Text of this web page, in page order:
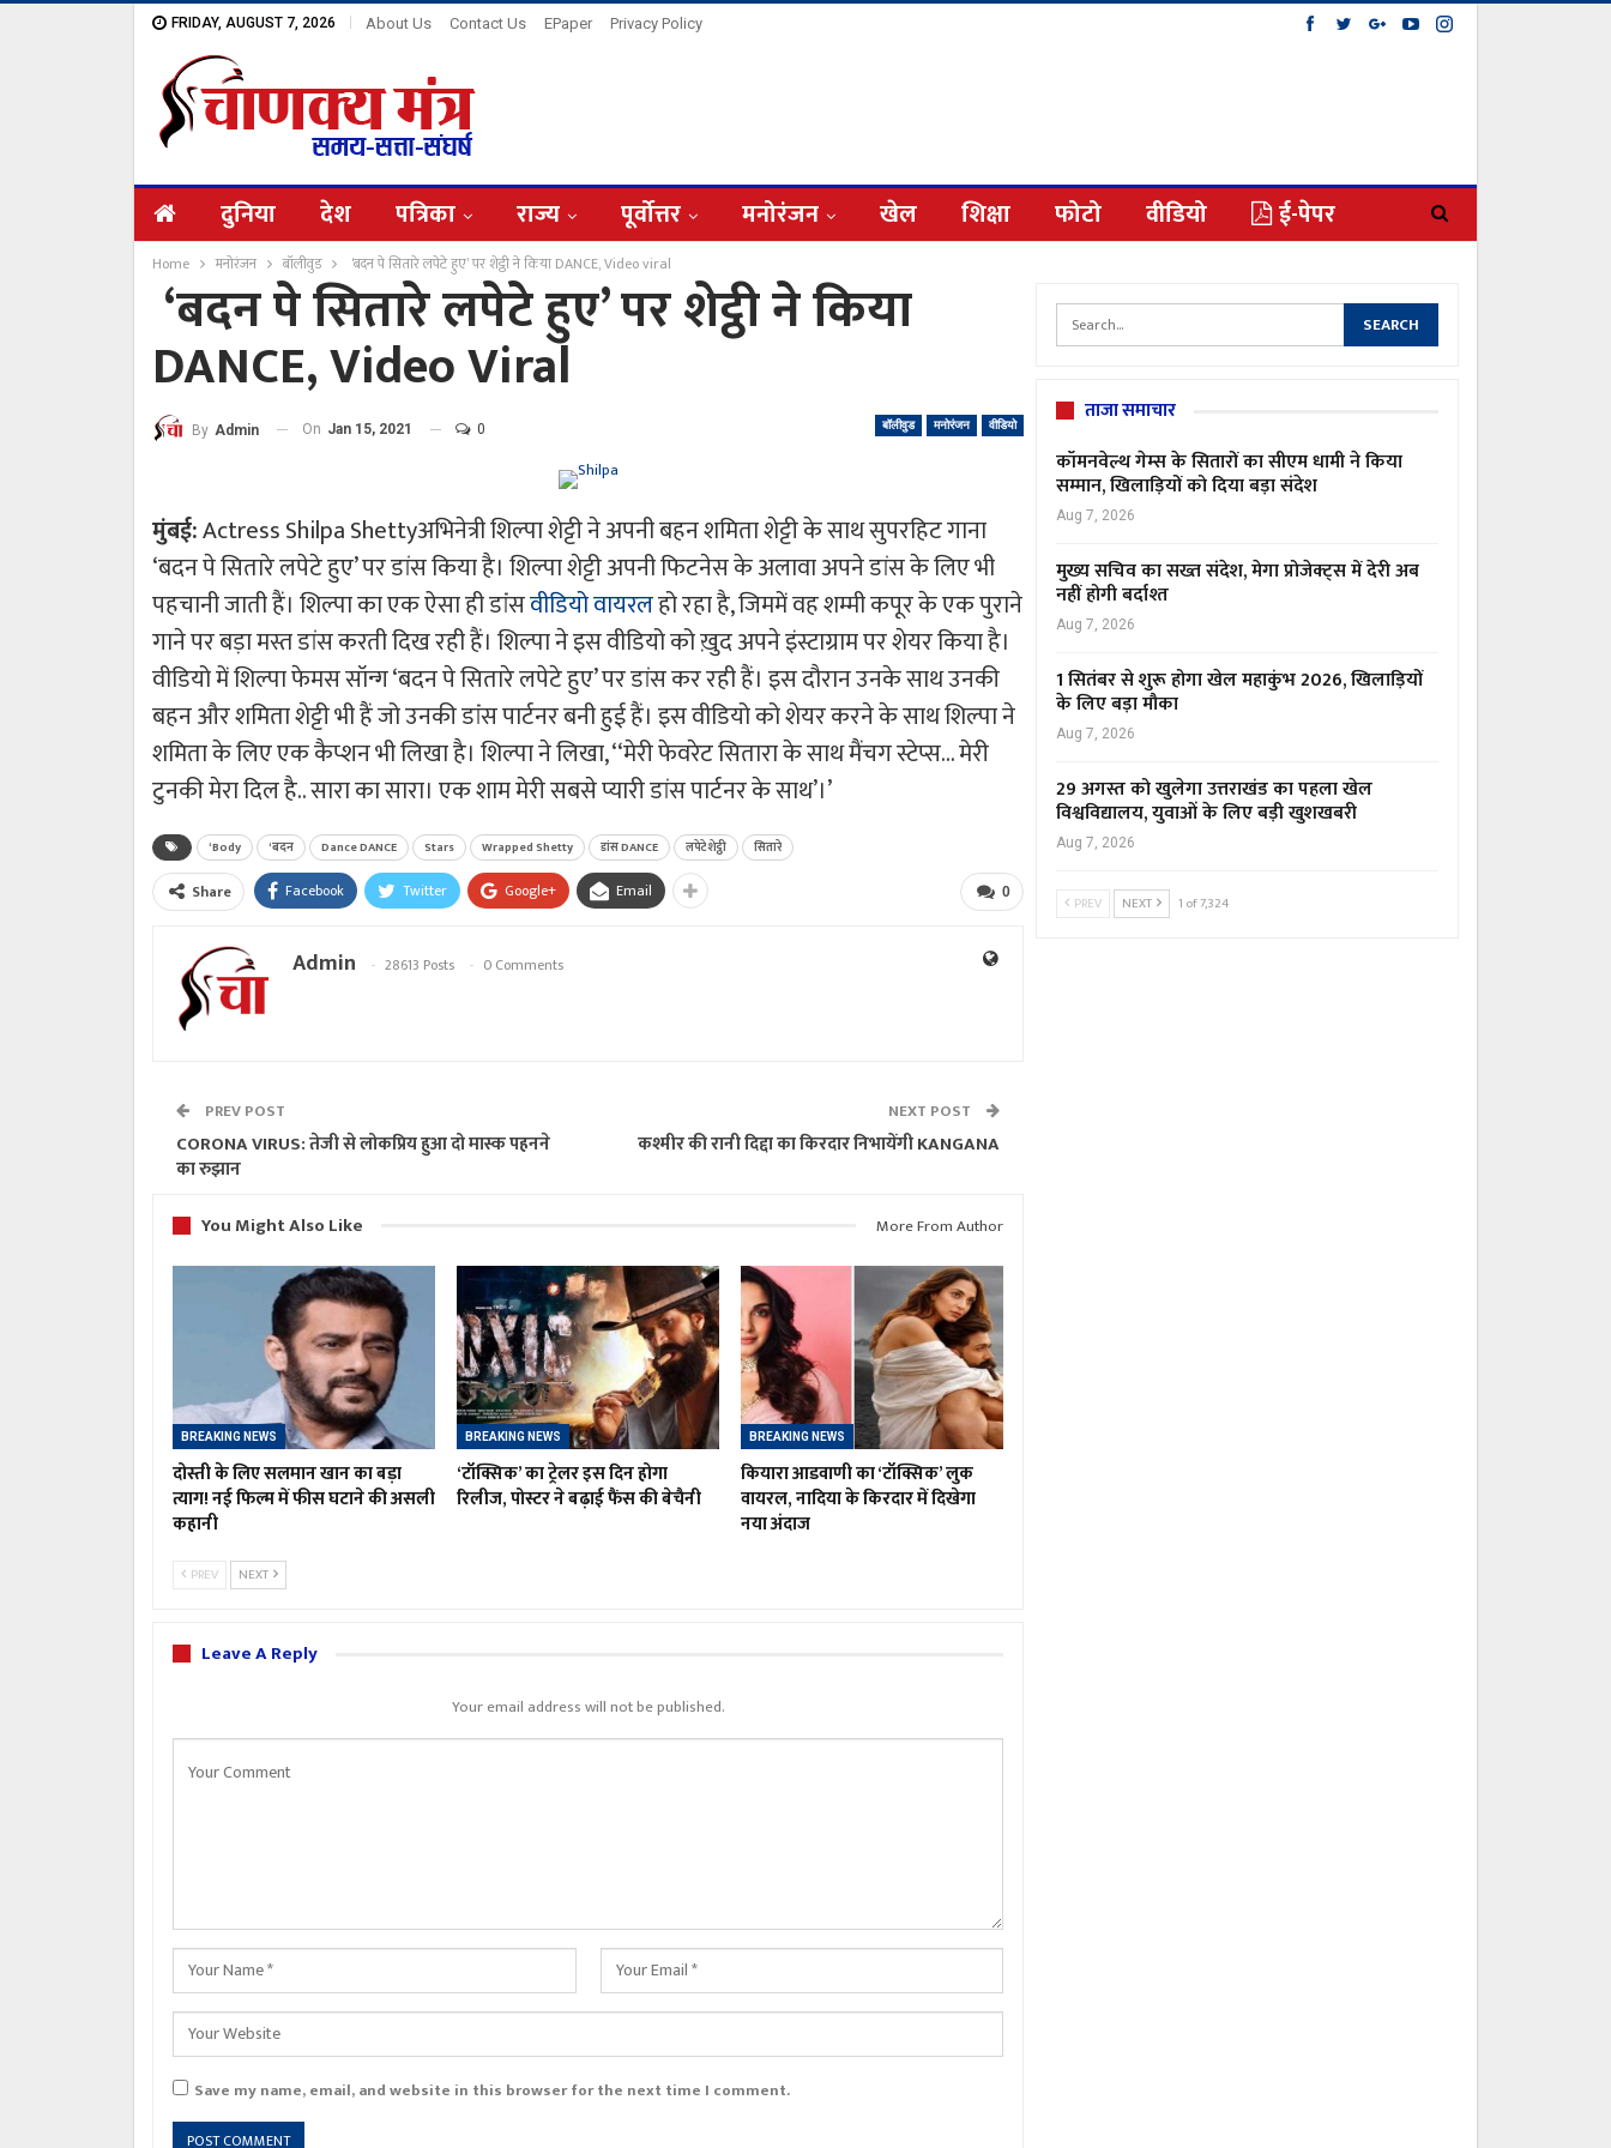
FRIDAY, AUGUST 7, 2026 About Us Contact Us EPaper Privacy Policy
दुनिया देश पत्रिका राज्य पूर्वोत्तर मनोरंजन खेल शिक्षा फोटो वीडियो ई-पेपर
Home मनोरंजन बॉलीवुड ‘बदन पे सितारे लपेटे हुए’ पर शेट्ठी ने किया DANCE, Video viral
‘बदन पे सितारे लपेटे हुए’ पर शेट्ठी ने किया
DANCE, Video Viral
बॉलीवुड मनोरंजन वीडियो
By Admin On Jan 15, 2021 0
मुंबई:Actress Shilpa Shettyअभिनेत्री शिल्पा शेट्टी ने अपनी बहन शमिता शेट्टी के साथ सुपरहिट गाना
‘बदन पे सितारे लपेटे हुए’ पर डांस किया है। शिल्पा शेट्टी अपनी फिटनेस के अलावा अपने डांस के लिए भी
पहचानी जाती हैं। शिल्पा का एक ऐसा ही डांंसवीडियो वायरलहो रहा है, जिममें वह शम्मी कपूर के एक पुराने
गाने पर बड़ा मस्त डांस करती दिख रही हैं। शिल्पा ने इस वीडियो को ख़ुद अपने इंस्टाग्राम पर शेयर किया है।
वीडियो में शिल्पा फेमस सॉन्ग ‘बदन पे सितारे लपेटे हुए’ पर डांस कर रही हैं। इस दौरान उनके साथ उनकी
बहन और शमिता शेट्टी भी हैं जो उनकी डांंस पार्टनर बनी हुई हैं। इस वीडियो को शेयर करने के साथ शिल्पा ने
शमिता के लिए एक कैप्शन भी लिखा है। शिल्पा ने लिखा, ‘‘मेरी फेवरेट सितारा के साथ मैंचग स्टेप्स… मेरी
टुनकी मेरा दिल है.. सारा का सारा। एक शाम मेरी सबसे प्यारी डांस पार्टनर के साथ’।’
‘Body ‘बदन Dance DANCE Stars Wrapped Shetty डांस DANCE लपेटे शेट्ठी सितारे
0
Share Facebook Twitter Google+ Email
Admin 28613 Posts 0 Comments
PREV POST
CORONA VIRUS: तेजी से लोकप्रिय हुआ दो मास्क पहनने
का रुझान
NEXT POST
कश्मीर की रानी दिद्दा का किरदार निभायेंगी KANGANA
You Might Also Like More From Author
BREAKING NEWS
दोस्ती के लिए सलमान खान का बड़ा
त्याग! नई फिल्म में फीस घटाने की असली
कहानी
BREAKING NEWS
‘टॉक्सिक’ का ट्रेलर इस दिन होगा
रिलीज, पोस्टर ने बढ़ाई फैंस की बेचैनी
BREAKING NEWS
कियारा आडवाणी का ‘टॉक्सिक’ लुक
वायरल, नादिया के किरदार में दिखेगा
नया अंदाज
PREV NEXT
Leave A Reply
Your email address will not be published.
Save my name, email, and website in this browser for the next time I comment.
ताजा समाचार
कॉमनवेल्थ गेम्स के सितारों का सीएम धामी ने किया
सम्मान, खिलाड़ियों को दिया बड़ा संदेश
Aug 7, 2026
मुख्य सचिव का सख्त संदेश, मेगा प्रोजेक्ट्स में देरी अब
नहीं होगी बर्दाश्त
Aug 7, 2026
1 सितंबर से शुरू होगा खेल महाकुंभ 2026, खिलाड़ियों
के लिए बड़ा मौका
Aug 7, 2026
29 अगस्त को खुलेगा उत्तराखंड का पहला खेल
विश्वविद्यालय, युवाओं के लिए बड़ी खुशखबरी
Aug 7, 2026
PREV NEXT 1 of 7,324